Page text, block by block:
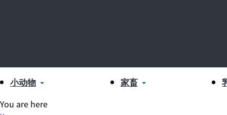
小动物 家畜
You are here